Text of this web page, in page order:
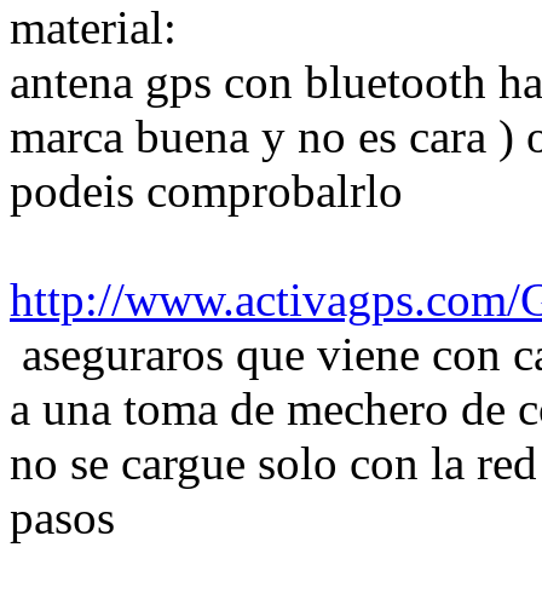
material:
antena gps con bluetooth
marca buena y no es cara
podeis comprobalrlo
http://www.activagps.com/
aseguraros que viene con
a una toma de mechero de
no se cargue solo con la
pasos